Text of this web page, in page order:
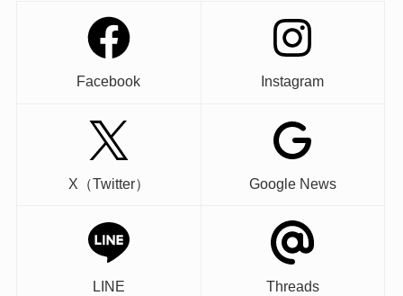
Facebook Instagram
X（Twitter） Google News
LINE Threads